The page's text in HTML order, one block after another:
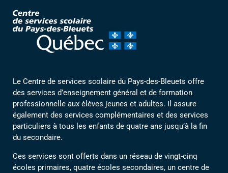
Le Centre de services scolaire du Pays-des-Bleuets offre
des services d’enseignement général et de formation
professionnelle aux élèves jeunes et adultes. Il assure
également des services complémentaires et des services
particuliers à tous les enfants de quatre ans jusqu’à la fin
du secondaire.
Ces services sont offerts dans un réseau de vingt-cinq
écoles primaires, quatre écoles secondaires, un centre de